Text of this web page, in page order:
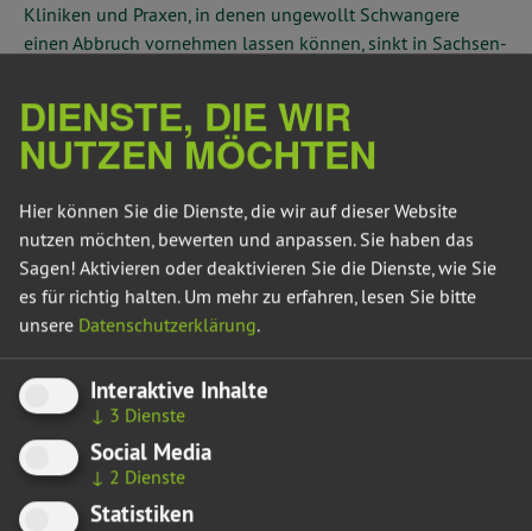
Kliniken und Praxen, in denen ungewollt Schwangere
einen Abbruch vornehmen lassen können, sinkt in Sachsen-
Bundesebene dafür einsetzen, dass der
Schwangerschaftsabbruch außerhalb des
Strafgesetzbuches geregelt wird“, sagt Susan Sziborra-
Landtagsfraktion.
„In Sachsen-Anhalt ist derzeit nicht gewährleistet, dass in
landeseigenen Kliniken Schwangerschaftsabbrüche
durchgeführt werden. Das Land ist gesetzlich dazu
Möglichkeiten für Schwangerschaftsabbrüche
sicherzustellen. Deswegen muss die Landesregierung
Schwangerschaftsabbrüche durchgeführt werden“, so
Sziborra-Seidlitz.
DIENSTE, DIE WIR
NUTZEN MÖCHTEN
Hier können Sie die Dienste, die wir auf dieser Website
nutzen möchten, bewerten und anpassen. Sie haben das
Sagen! Aktivieren oder deaktivieren Sie die Dienste, wie Sie
es für richtig halten. Um mehr zu erfahren, lesen Sie bitte
unsere Datenschutzerklärung.
Interaktive Inhalte
↓ 3 Dienste
Social Media
↓ 2 Dienste
Statistiken